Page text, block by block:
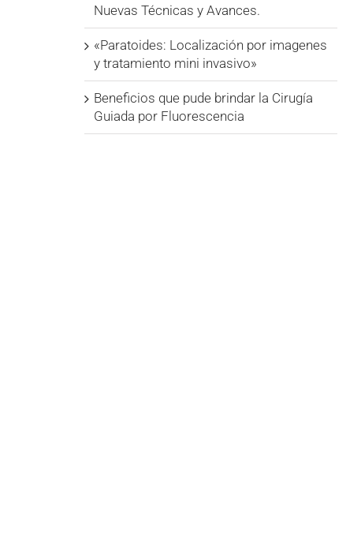
Nuevas Técnicas y Avances.
«Paratoides: Localización por imagenes
y tratamiento mini invasivo»
Beneficios que pude brindar la Cirugía
Guiada por Fluorescencia